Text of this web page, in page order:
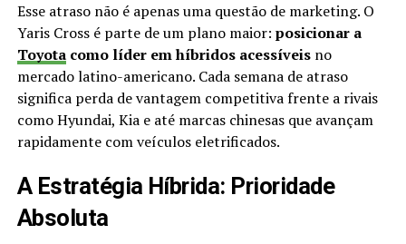
Esse atraso não é apenas uma questão de marketing. O
Yaris Cross é parte de um plano maior: posicionar a
Toyotacomo líder em híbridos acessíveisno
mercado latino-americano. Cada semana de atraso
significa perda de vantagem competitiva frente a rivais
como Hyundai, Kia e até marcas chinesas que avançam
rapidamente com veículos eletrificados.
A Estratégia Híbrida: Prioridade
Absoluta